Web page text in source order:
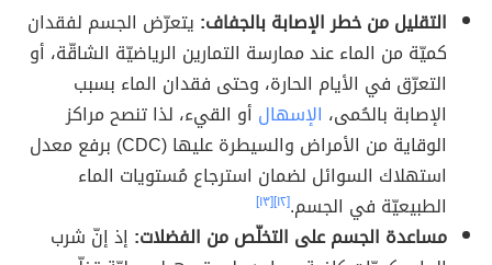
التقليل من خطر الإصابة بالجفاف: يتعرّض الجسم لفقدان
كميّة من الماء عند ممارسة التمارين الرياضيّة الشاقّة، أو
التعرّق في الأيام الحارة، وحتى فقدان الماء بسبب
الإصابة بالحُمى، الإسهال أو القيء، لذا تنصح مراكز
الوقاية من الأمراض والسيطرة عليها (CDC) برفع معدل
استهلاك السوائل لضمان استرجاع مُستويات الماء
الطبيعيّة في الجسم.[١٢] [١٣]
مساعدة الجسم على التخلّص من الفضلات: إذ إنّ شرب